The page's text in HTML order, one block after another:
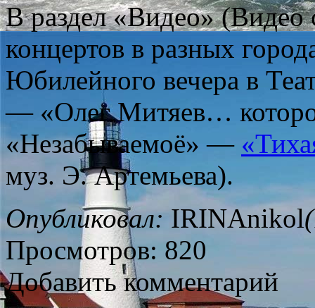
В раздел «Видео» (Видео
концертов в разных
Юбилейного вечера в
— «Олег Митяев…
«Незабываемоё» —
муз. Э. Артемьева).
Опубликовал:IRINAnikol
Просмотров: 820
Добавить комментарий